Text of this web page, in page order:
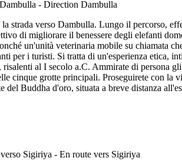
strada verso Dambulla. Lungo il percorso,
di migliorare il benessere degli elefanti
un'unità veterinaria mobile su chiamata
per i turisti. Si tratta di un'esperienza etica,
al I secolo a.C. Ammirate di persona
cinque grotte principali. Proseguirete con
del Buddha d'oro, situata a breve distanza